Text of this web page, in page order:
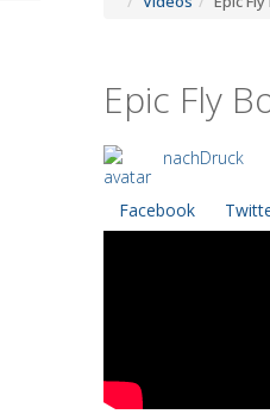
Epic Fly
nachDruck
Facebook